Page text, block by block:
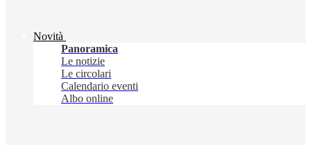
Novità
Panoramica
Le notizie
Le circolari
Calendario eventi
Albo online